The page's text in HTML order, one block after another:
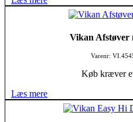
Vikan Afstøver
Varenr:
Køb kræver
Læs mere